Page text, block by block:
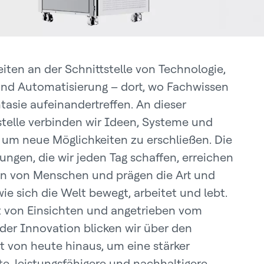
an der Schnittstelle von Technologie,
Automatisierung – dort, wo Fachwissen
aufeinandertreffen. An dieser
verbinden wir Ideen, Systeme und
um neue Möglichkeiten zu erschließen. Die
die wir jeden Tag schaffen, erreichen
von Menschen und prägen die Art und
sich die Welt bewegt, arbeitet und lebt.
Einsichten und angetrieben vom
Innovation blicken wir über den
von heute hinaus, um eine stärker